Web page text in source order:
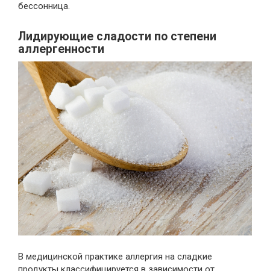
бессонница.
Лидирующие сладости по степени
аллергенности
В медицинской практике аллергия на сладкие